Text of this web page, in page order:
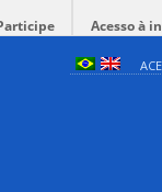
Acesso à